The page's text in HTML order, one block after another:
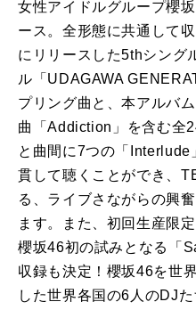
女性アイドルグループ櫻
ース。全形態に共通して
にリリースした5thシング
ル「UDAGAWA
プリング曲と、本アルバ
曲「Addiction」を含む全
と曲間に7つの「
貫して聴くことができ、
る、ライブさながらの興
ます。また、初回生産限
櫻坂46初の試みとなる「
収録も決定！櫻坂46を世
した世界各国の6人のDJ